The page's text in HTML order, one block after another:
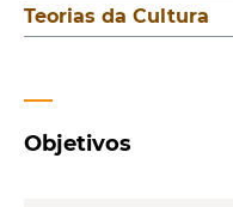
Teorias da Cultura
Objetivos